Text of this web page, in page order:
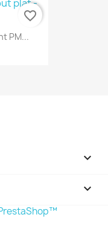
PM...
favorite_border

